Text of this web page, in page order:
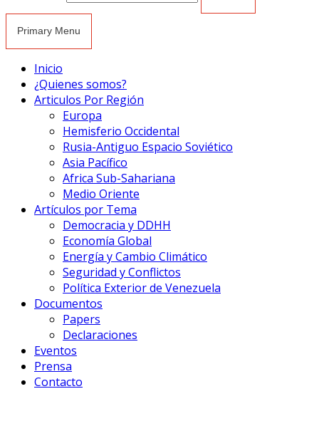
Primary Menu
Inicio
¿Quienes somos?
Articulos Por Región
Europa
Hemisferio Occidental
Rusia-Antiguo Espacio Soviético
Asia Pacífico
Africa Sub-Sahariana
Medio Oriente
Artículos por Tema
Democracia y DDHH
Economía Global
Energía y Cambio Climático
Seguridad y Conflictos
Política Exterior de Venezuela
Documentos
Papers
Declaraciones
Eventos
Prensa
Contacto